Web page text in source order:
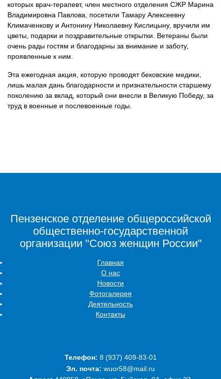
которых врач-терапевт, член местного отделения СЖР Марина
Владимировна Павлова, посетили Тамару Алексеевну
Климаченкову и Антонину Николаевну Кислицыну, вручили им
цветы, подарки и поздравительные открытки. Ветераны были
очень рады гостям и благодарны за внимание и заботу,
проявленные к ним.
Эта ежегодная акция, которую проводят бековские медики,
лишь малая дань благодарности и признательности старшему
поколению за вклад, который они внесли в Великую Победу, за
труд в военные и послевоенные годы.
Пензенское отделение общероссийской
общественно-государственной
организации "Союз женщин России"
Главная
О нас
Новости
Фотогалерея
Деятельность
Контакты
Телефон: ‭8 (937) 409-83-01‬
Эл. почта: wuor58@mail.ru